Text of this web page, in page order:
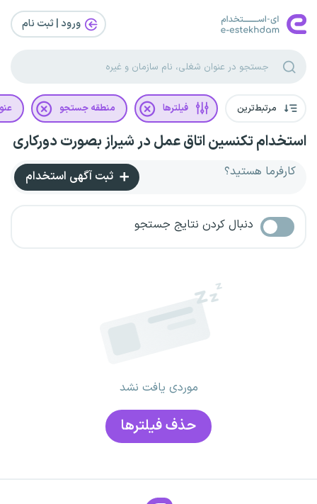
ورود | ثبت‌ نام
مرتبط‌ترین فیلترها منطقه جستجو
استخدام تکنسین اتاق عمل در شیراز بصورت دورکاری
کارفرما هستید؟ ثبت آگهی استخدام
دنبال کردن نتایج جستجو
موردی یافت نشد
حذف فیلتر‌ها